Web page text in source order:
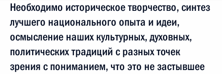
Необходимо историческое творчество, синтез
лучшего национального опыта и идеи,
осмысление наших культурных, духовных,
политических традиций с разных точек
зрения с пониманием, что это не застывшее